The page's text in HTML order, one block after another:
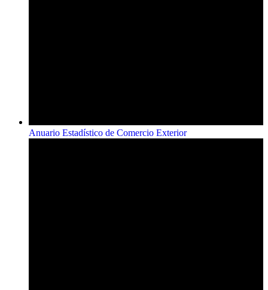
Anuario Estadístico de Comercio Exterior